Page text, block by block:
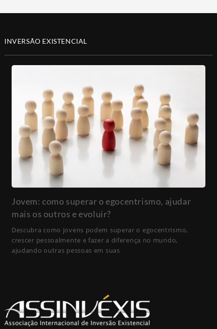
INVERSÃO EXISTENCIAL
Jovem: como superar o egocentrismo, ajudar
mais os outros e evoluir?
Descubra como jovens podem superar o egocentrismo,
crescer pessoalmente e fazer a diferença no mundo,
ajudando outras pessoas em suas